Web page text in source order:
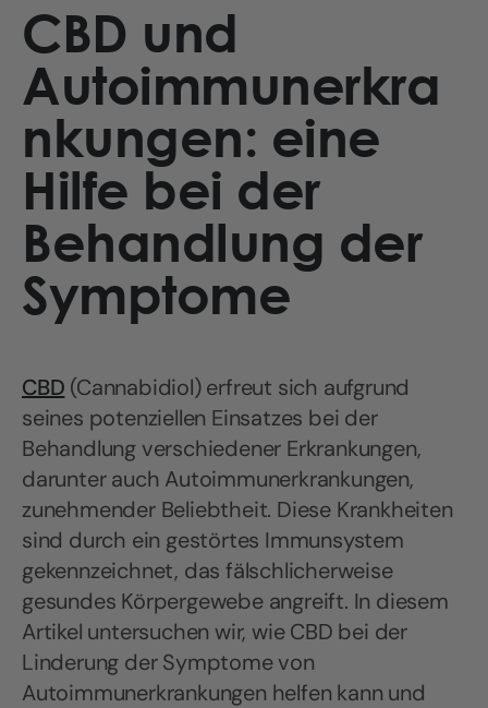
CBD und
Autoimmunerkra
nkungen: eine
Hilfe bei der
Behandlung der
Symptome
CBD (Cannabidiol) erfreut sich aufgrund
seines potenziellen Einsatzes bei der
Behandlung verschiedener Erkrankungen,
darunter auch Autoimmunerkrankungen,
zunehmender Beliebtheit. Diese Krankheiten
sind durch ein gestörtes Immunsystem
gekennzeichnet, das fälschlicherweise
gesundes Körpergewebe angreift. In diesem
Artikel untersuchen wir, wie CBD bei der
Linderung der Symptome von
Autoimmunerkrankungen helfen kann und